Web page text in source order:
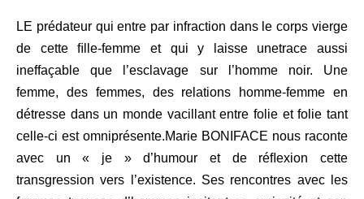
LE prédateur qui entre par infraction dans le corps vierge
de cette ﬁlle-femme et qui y laisse unetrace aussi
ineffaçable que l’esclavage sur l’homme noir. Une
femme, des femmes, des relations homme-femme en
détresse dans un monde vacillant entre folie et folie tant
celle-ci est omniprésente.Marie BONIFACE nous raconte
avec un « je » d’humour et de réﬂexion cette
transgression vers l’existence. Ses rencontres avec les